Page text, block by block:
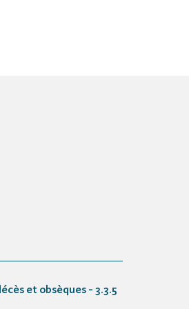
et obsèques - 3.3.5